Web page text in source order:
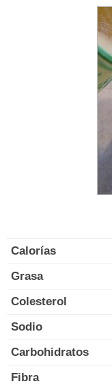
Calorías
Grasa
Colesterol
Sodio
Carbohidratos
Fibra